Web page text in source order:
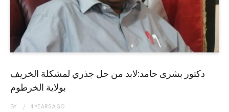
دكتور بشرى حامد:لابد من حل جذري لمشكلة الخريف
بولاية الخرطوم
BY 4 YEARSAGO